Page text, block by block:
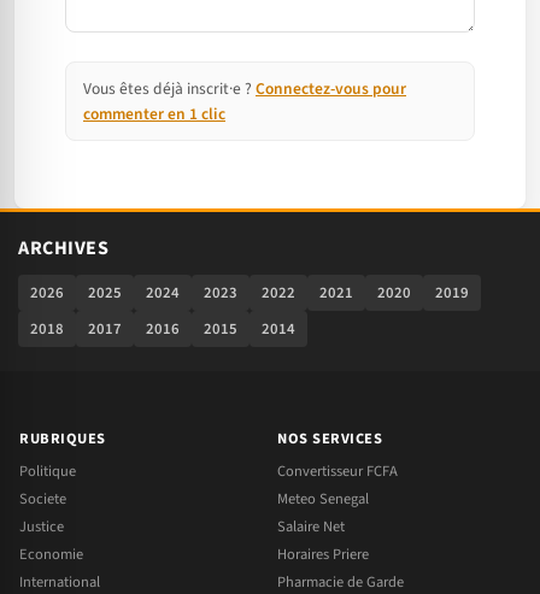
Vous êtes déjà inscrit·e ? Connectez-vous pour
commenter en 1 clic
ARCHIVES
2026 2025 2024 2023 2022 2021 2020
2019
2018
2017 2016 2015 2014
RUBRIQUES
Politique
Societe
Justice
Economie
International
NOS SERVICES
Convertisseur FCFA
Meteo Senegal
Salaire Net
Horaires Priere
Pharmacie de Garde